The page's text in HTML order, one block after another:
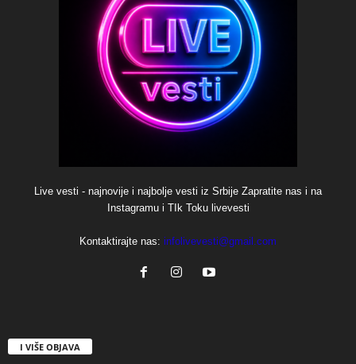
Live vesti - najnovije i najbolje vesti iz Srbije Zapratite nas i na
Instagramu i TIk Toku livevesti
Kontaktirajte nas: infolivevesti@gmail.com
I VIŠE OBJAVA